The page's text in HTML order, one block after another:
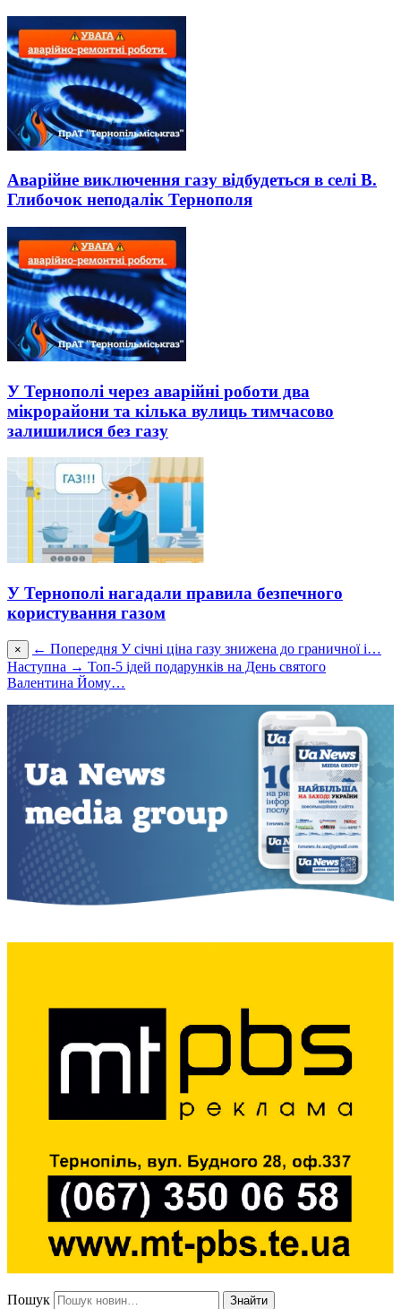
Аварійне виключення газу відбудеться в селі В.
Глибочок неподалік Тернополя
У Тернополі через аварійні роботи два
мікрорайони та кілька вулиць тимчасово
залишилися без газу
У Тернополі нагадали правила безпечного
користування газом
× ← Попередня У січні ціна газу знижена до граничної і…
Наступна → Топ-5 ідей подарунків на День святого
Валентина Йому…
Пошук Знайти